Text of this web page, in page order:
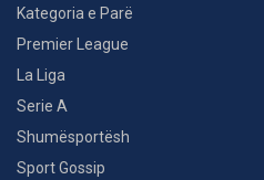
Kategoria e Parë
Premier League
La Liga
Serie A
Shumësportësh
Sport Gossip